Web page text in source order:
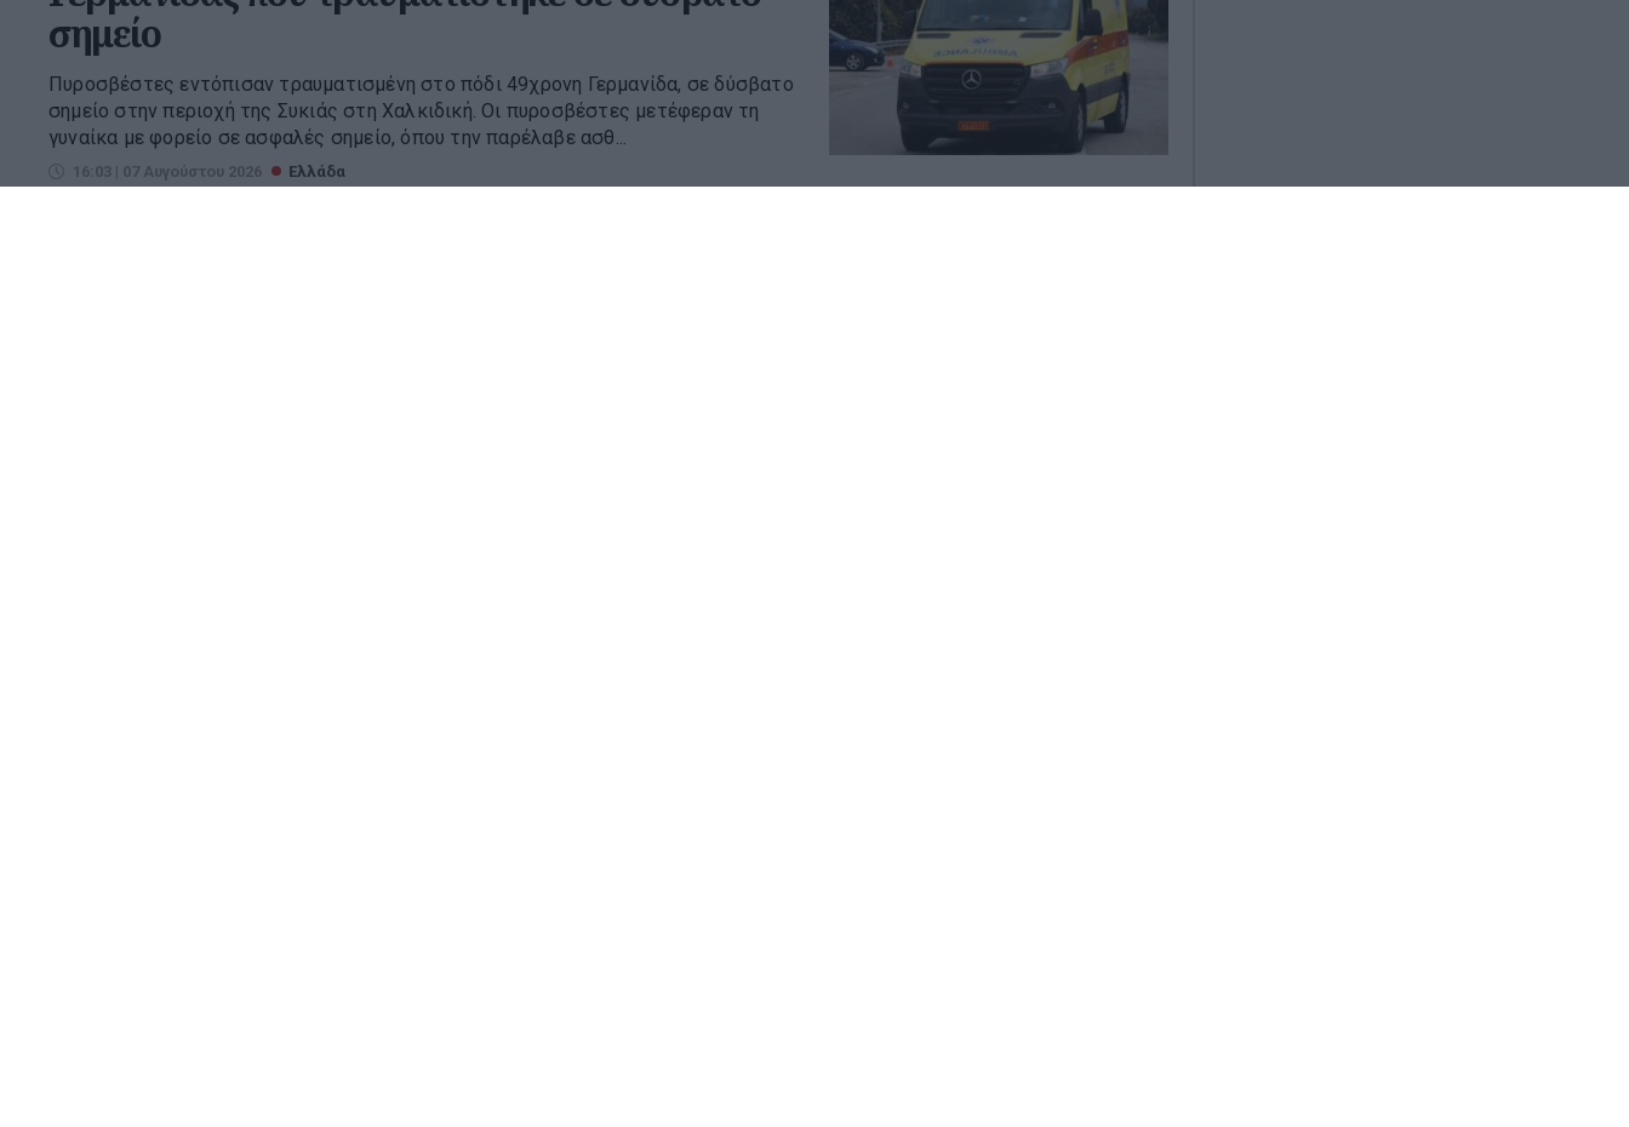
σημείο
Πυροσβέστες εντόπισαν τραυματισμένη στο πόδι 49χρονη Γερμανίδα, σε δύσβατο
σημείο στην περιοχή της Συκιάς στη Χαλκιδική. Οι πυροσβέστες μετέφεραν τη
γυναίκα με φορείο σε ασφαλές σημείο, όπου την παρέλαβε ασθ...
16:03 | 07 Αυγούστου 2026 Ελλάδα